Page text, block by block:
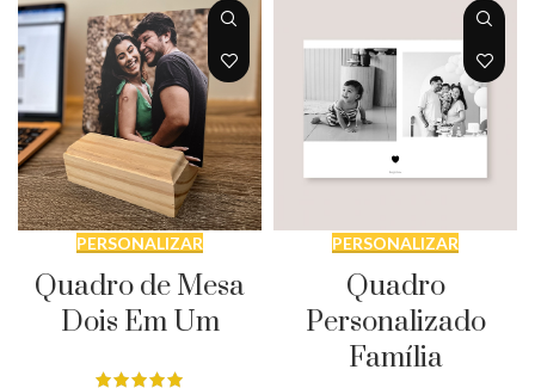
PERSONALIZAR
Quadro de Mesa
Dois Em Um
PERSONALIZAR
Quadro
Personalizado
Família